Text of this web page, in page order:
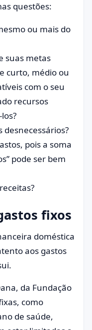
questões:
ou mais do
suas metas
curto, médio ou
com o seu
recursos
desnecessários?
pois a soma
pode ser bem
fixos
doméstica
aos gastos
da Fundação
como
de saúde,